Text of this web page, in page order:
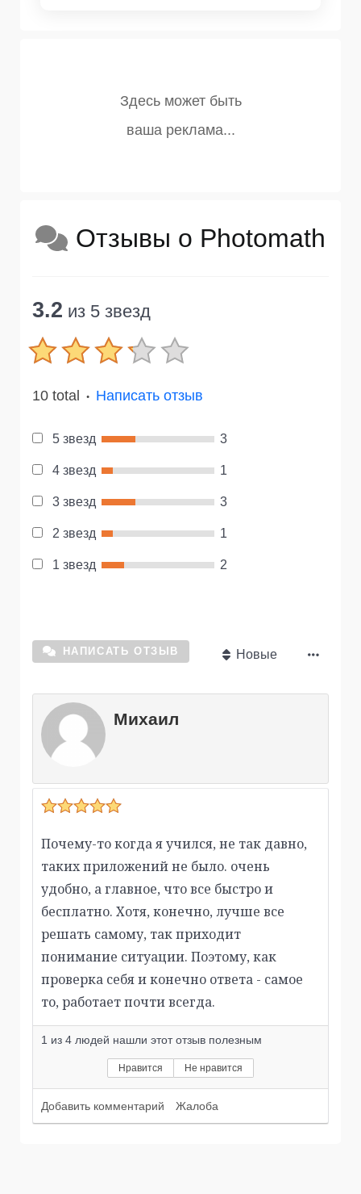
Отзывы о Photomath
3.2 из 5 звезд
10 total ● Написать отзыв
5 звезд 3
4 звезд 1
3 звезд 3
2 звезд 1
1 звезд 2
НАПИСАТЬ ОТЗЫВ Новые
Михаил
Почему-то когда я учился, не так давно,
таких приложений не было. очень
удобно, а главное, что все быстро и
бесплатно. Хотя, конечно, лучше все
решать самому, так приходит
понимание ситуации. Поэтому, как
проверка себя и конечно ответа - самое
то, работает почти всегда.
1 из 4 людей нашли этот отзыв полезным
Нравится Не нравится
Добавить комментарий Жалоба